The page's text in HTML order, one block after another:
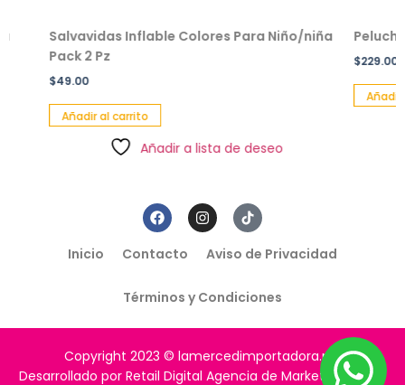
Salvavidas Inflable Colores Para Niño/niña
Pack 2 Pz
49.00
Añadir al carrito
Añadir a lista de deseo
Peluche
229.00
Añadir al
Inicio Contacto Aviso de Privacidad
Términos y Condiciones
Copyright 2023 © lamercedimportadora.mx
Desarrollado por Retail Digital Agencia de Marketing Digital